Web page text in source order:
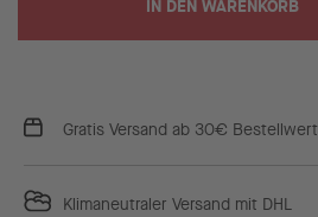
IN DEN WARENKORB
Gratis Versand ab 30€ Bestellwert
Klimaneutraler Versand mit DHL